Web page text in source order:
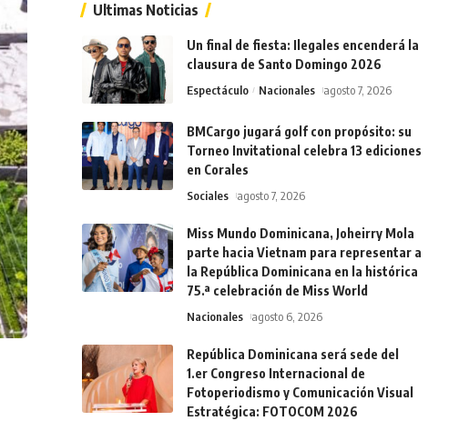
Ultimas Noticias
Un final de fiesta: Ilegales encenderá la
clausura de Santo Domingo 2026
Espectáculo Nacionales agosto 7, 2026
BMCargo jugará golf con propósito: su
Torneo Invitational celebra 13 ediciones
en Corales
Sociales agosto 7, 2026
Miss Mundo Dominicana, Joheirry Mola
parte hacia Vietnam para representar a
la República Dominicana en la histórica
75.ª celebración de Miss World
Nacionales agosto 6, 2026
República Dominicana será sede del
1.er Congreso Internacional de
Fotoperiodismo y Comunicación Visual
Estratégica: FOTOCOM 2026